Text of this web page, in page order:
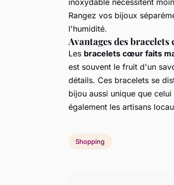
inoxydable nécessitent
Rangez vos bijoux
l'humidité.
Avantages des
Les bracelets cœur faits
est souvent le fruit d'un
détails. Ces bracelets se
bijou aussi unique que
également les artisans
Shopping